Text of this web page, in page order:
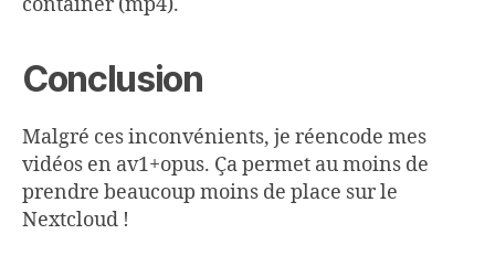
Conclusion
Malgré ces inconvénients, je réencode mes
vidéos en av1+opus. Ça permet au moins de
prendre beaucoup moins de place sur le
Nextcloud !